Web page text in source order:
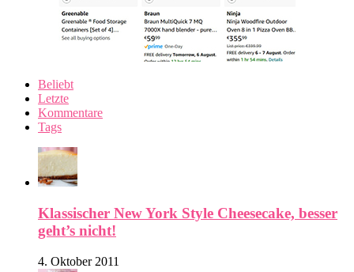
Beliebt
Letzte
Kommentare
Tags
Klassischer New York Style Cheesecake, besser
geht’s nicht!
4. Oktober 2011